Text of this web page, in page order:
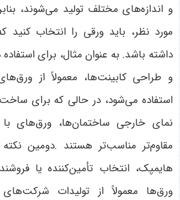
و اندازه‌های مختلف تولید می‌شوند،
مورد نظر، باید ورقی را انتخاب کنید
داشته باشد. به عنوان مثال، برای
و طراحی کابینت‌ها، معمولاً از
استفاده می‌شود، در حالی که برای
نمای خارجی ساختمان‌ها، ورق‌های
مقاوم‌تر مناسب‌تر هستند .دومین
هایمپک، انتخاب تأمین‌کننده یا
ورق‌ها معمولاً از تولیدات شرکت‌های